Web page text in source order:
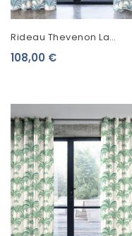
Rideau Thevenon La
Palmeraie Bleu Azur
108,00 €